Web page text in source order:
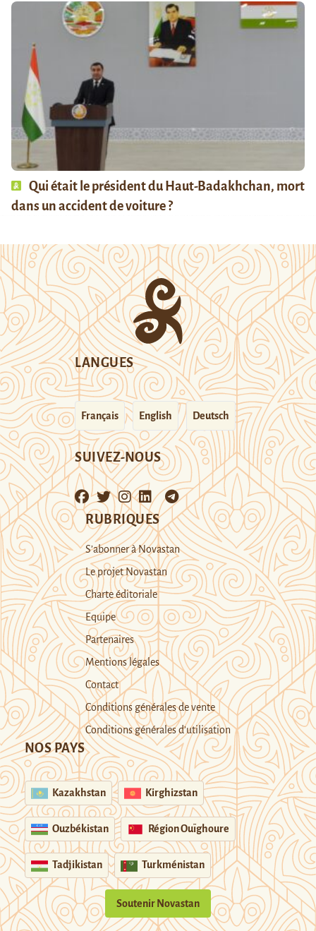
Qui était le président du Haut-Badakhchan, mort
dans un accident de voiture ?
LANGUES
Français English Deutsch
SUIVEZ-NOUS
RUBRIQUES
S’abonner à Novastan
Le projet Novastan
Charte éditoriale
Equipe
Partenaires
Mentions légales
Contact
Conditions générales de vente
Conditions générales d’utilisation
NOS PAYS
Kazakhstan Kirghizstan
Ouzbékistan Région Ouïghoure
Tadjikistan Turkménistan
Soutenir Novastan